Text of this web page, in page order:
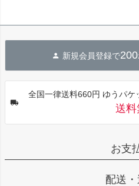
新規会員登録で200
全国一律送料660円 ゆうパ
送
お支
配送